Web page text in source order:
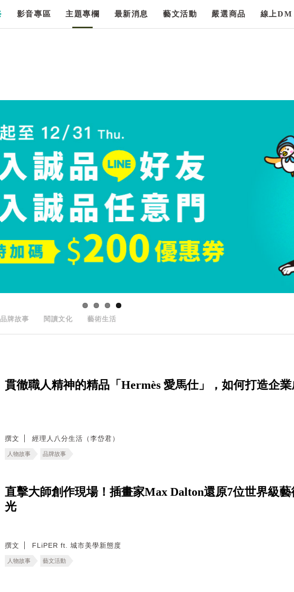
影音專區 主題專欄 最新消息 藝文活動 嚴選商品 線上DM
品牌故事 閱讀文化 藝術生活
貫徹職人精神的精品「Hermès 愛馬仕」，如何打造企
撰文 經理人八分生活（李岱君）
人物故事 品牌故事
直擊大師創作現場！插畫家Max Dalton還原7位世界級
光
撰文 FLiPER ft. 城市美學新態度
人物故事 藝文活動